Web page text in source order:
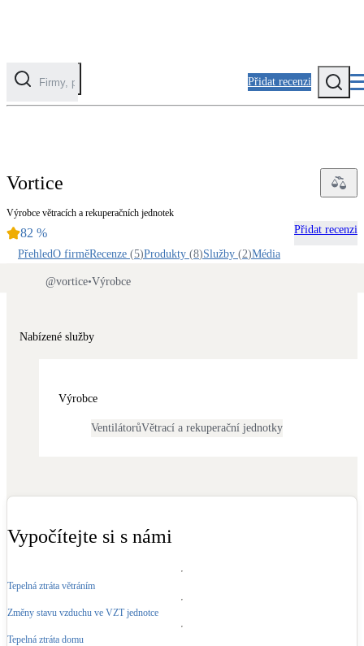
Přidat recenzi
Klimatizace pro vytápění
Solární termický systém
Okna / dveře
Balkonové sestavy
Vortice
Výrobce větracích a rekuperačních jednotek
82 %
Přidat recenzi
PřehledO firměRecenze (5)Produkty (8)Služby (2)Média
@vortice•Výrobce
Nabízené služby
Výrobce
VentilátorůVětrací a rekuperační jednotky
Vypočítejte si s námi
Tepelná ztráta větráním
Změny stavu vzduchu ve VZT jednotce
Tepelná ztráta domu